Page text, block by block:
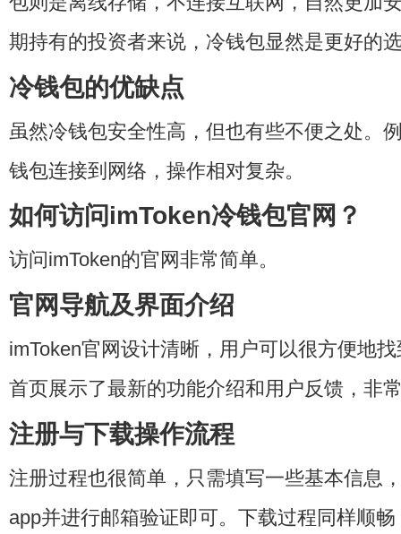
期持有的投资者来说，冷钱包显然是更好的
冷钱包的优缺点
虽然冷钱包安全性高，但也有些不便之处。
钱包连接到网络，操作相对复杂。
如何访问imToken冷钱包官网？
访问imToken的官网非常简单。
官网导航及界面介绍
imToken官网设计清晰，用户可以很方便地
首页展示了最新的功能介绍和用户反馈，非
注册与下载操作流程
注册过程也很简单，只需填写一些基本信息
app并进行邮箱验证即可。下载过程同样顺